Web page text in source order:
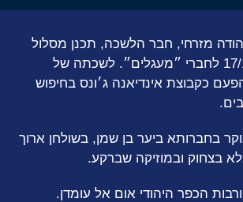
מזרחי, חבר הלשכה, תכנן מסלול
ביום רביעי, 17/12/25 לחברי ״מעגלים״. לשכתה של
כקבוצת אינדיאנה ג׳ונס בחיפוש
בחברותא ביער בן שמן, בשולחן ארוך
בצחוק ובמוזיקה שברקע.
הכפר היהודי אום אל עומדן.